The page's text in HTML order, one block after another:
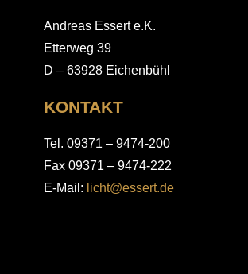
Andreas Essert e.K.
Etterweg 39
D – 63928 Eichenbühl
KONTAKT
Tel. 09371 – 9474-200
Fax 09371 – 9474-222
E-Mail: licht@essert.de